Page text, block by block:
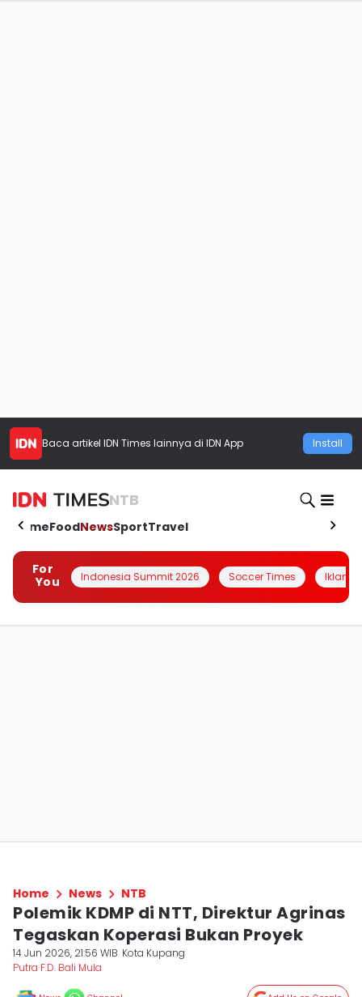
Baca artikel IDN Times lainnya di IDN App Install
NTB
HomeFoodNewsSportTravel
For
You
Indonesia Summit 2026 Soccer Times Iklanin
Home News NTB
Polemik KDMP di NTT, Direktur Agrinas
Tegaskan Koperasi Bukan Proyek
14 Jun 2026, 21:56 WIB Kota Kupang
Putra F.D. Bali Mula